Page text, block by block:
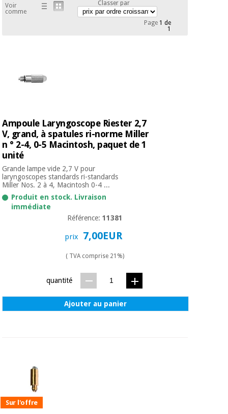
Outlet
Tech
Fisaude
équipement
médical
Mobilier
thérapeutiques
Matériel de
protection
essentiel
pour les
coronavirus
Aérobic,
Armoires
Orthopédie
Instruments
chirurgicaux
Offres
Outlet
Académie
Tech
Fisaude
Mobilier
clinique
Armoires
thérapeutiques
fitness
Voir
comme
Classer par
Page1 de
1
Ampoule Laryngoscope Riester 2,7
V, grand, à spatules ri-norme Miller
n ° 2-4, 0-5 Macintosh, paquet de 1
unité
Grande lampe vide 2,7 V pour
laryngoscopes standards ri-standards
Miller Nos. 2 à 4, Macintosh 0-4 ...
Produit en stock. Livraison
immédiate
Référence:11381
prix 7,00EUR
( TVA comprise 21%)
quantité
Ajouter au panier
Sur l'offre